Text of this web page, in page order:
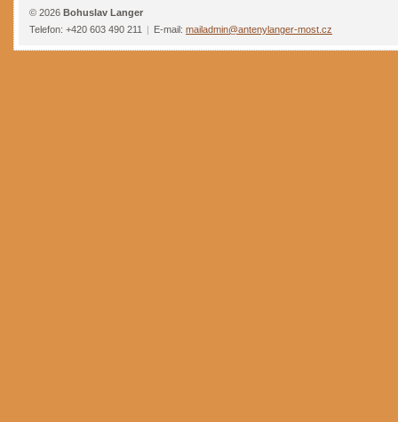
© 2026 Bohuslav Langer
Telefon: +420 603 490 211
| E-mail: mailadmin@antenylanger-most.cz